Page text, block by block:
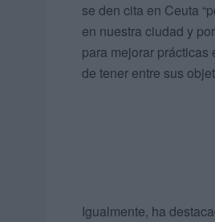
se den cita en Ceuta
en nuestra ciudad y
para mejorar prácticas
de tener entre sus
Igualmente, ha